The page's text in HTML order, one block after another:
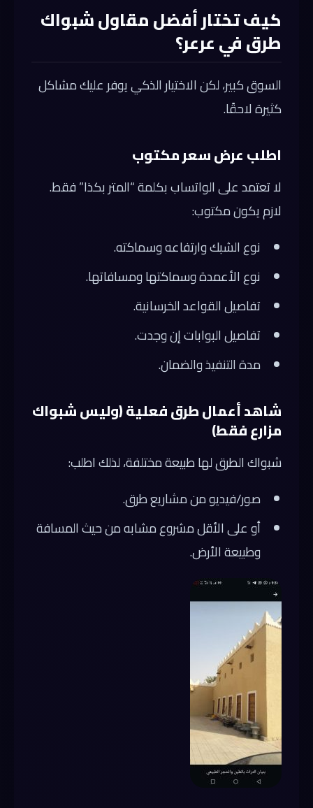
كيف تختار أفضل مقاول شبواك
طرق في عرعر؟
السوق كبير، لكن الاختيار الذكي يوفر عليك مشاكل
كثيرة لاحقًا.
اطلب عرض سعر مكتوب
لا تعتمد على الواتساب بكلمة “المتر بكذا” فقط.
لازم يكون مكتوب:
نوع الشبك وارتفاعه وسماكته.
نوع الأعمدة وسماكتها ومسافاتها.
تفاصيل القواعد الخرسانية.
تفاصيل البوابات إن وجدت.
مدة التنفيذ والضمان.
شاهد أعمال طرق فعلية (وليس شبواك
مزارع فقط)
شبواك الطرق لها طبيعة مختلفة، لذلك اطلب:
صور/فيديو من مشاريع طرق.
أو على الأقل مشروع مشابه من حيث المسافة
وطبيعة الأرض.